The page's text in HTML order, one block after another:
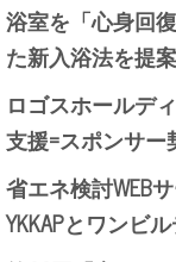
浴室を「心身回
た新入浴法を提
ロゴスホールデ
支援=スポンサー
省エネ検討WEB
YKKAPとワンビ